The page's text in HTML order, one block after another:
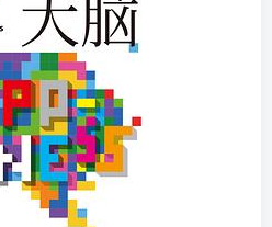
找回密码